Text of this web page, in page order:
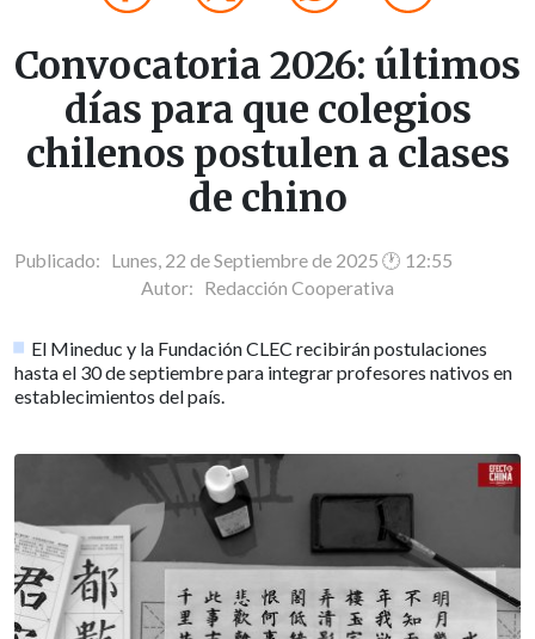
Convocatoria 2026: últimos
días para que colegios
chilenos postulen a clases
de chino
Publicado: Lunes, 22 de Septiembre de 2025 🕐 12:55
Autor: Redacción Cooperativa
El Mineduc y la Fundación CLEC recibirán postulaciones
hasta el 30 de septiembre para integrar profesores nativos en
establecimientos del país.